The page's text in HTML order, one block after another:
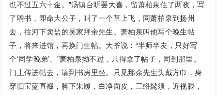
也不过五六十金。”汤镇台听罢大喜，留萧柏泉住了两夜，写
了聘书，即命大公子，叫了一个草上飞，同萧柏泉到扬州
去，往河下卖盐的吴家拜余先生。萧柏泉叫他写个晚生帖
子，将来进馆，再换门生帖。大爷说：“半师半友，只好写
个‘同学晚弟’。”萧柏泉拗不过，只得拿了帖子，同到那里。
门上传进帖去，请到书房里坐。只见那余先生头戴方巾，身
穿旧宝蓝直裰，脚下朱履，白净面皮，三绺髭须，近视眼，